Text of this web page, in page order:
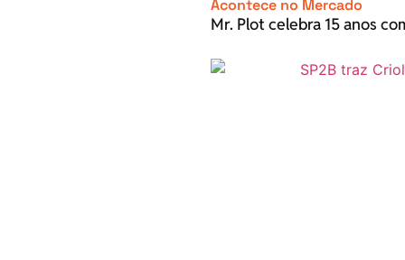
Acontece no Mercado
Mr. Plot celebra 15 anos